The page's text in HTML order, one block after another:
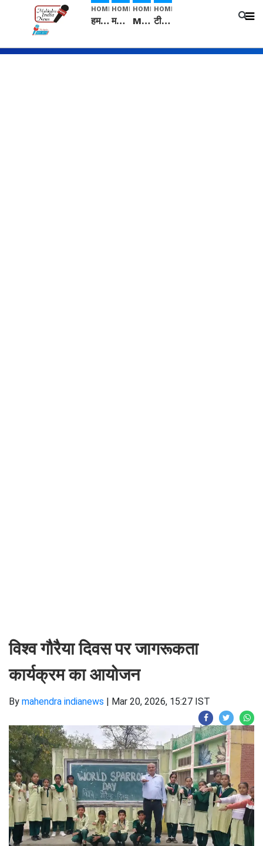
HOME
हम सनातनी..." सांसद kangana Ranaut से क्या बोली लड़की? Viral Jantar-Mantar | CJP protest
HOME
मनीषा हत्याकांड: हत्या, आत्महत्या या कोई बड़ा राज? | Full Story | Josh Haryana
HOME
Mangalsutra: हिंदू धर्म में शादी के बाद मंगलसूत्र क्यों पहनती है महिलाएं, किसने शुरु की ये परंपरा
HOME
टीम बीकेई ने एग्रीकल्चर ग्रेड की यूरिया खाद गट्टों में बदलकर टेक्निकल ग्रेड में बेचने वालों पर करवाई कार्रवाई: लखविंदर सिंह औलख
विश्व गौरैया दिवस पर जागरूकता
कार्यक्रम का आयोजन
By mahendra indianews | Mar 20, 2026, 15:27 IST